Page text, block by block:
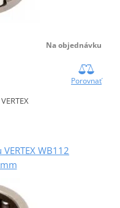
Na objednávku
Porovnať
WB112